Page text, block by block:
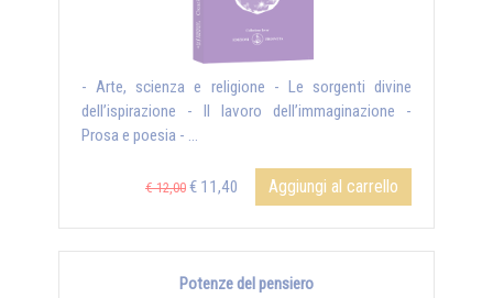
- Arte, scienza e religione - Le sorgenti divine
dell’ispirazione - Il lavoro dell’immaginazione -
Prosa e poesia - ...
€ 12,00 € 11,40 Aggiungi al carrello
Potenze del pensiero